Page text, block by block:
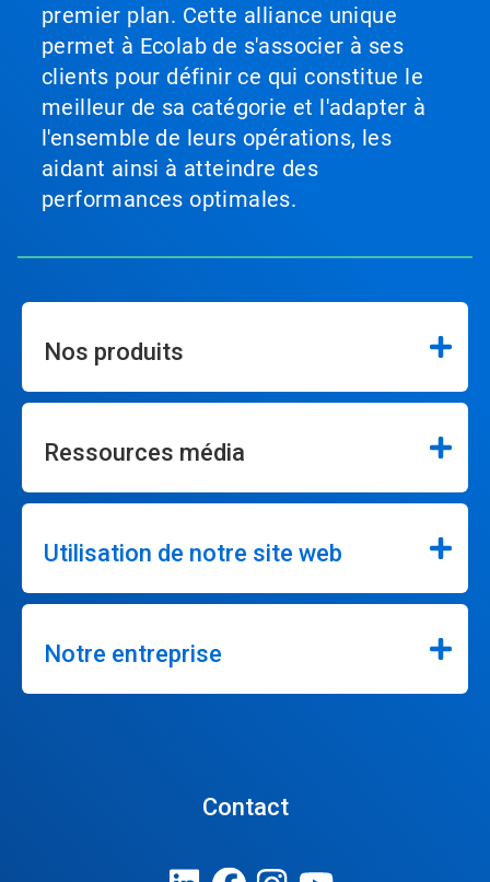
premier plan. Cette alliance unique
permet à Ecolab de s'associer à ses
clients pour définir ce qui constitue le
meilleur de sa catégorie et l'adapter à
l'ensemble de leurs opérations, les
aidant ainsi à atteindre des
performances optimales.
Nos produits
Ressources média
Utilisation de notre site web
Notre entreprise
Contact